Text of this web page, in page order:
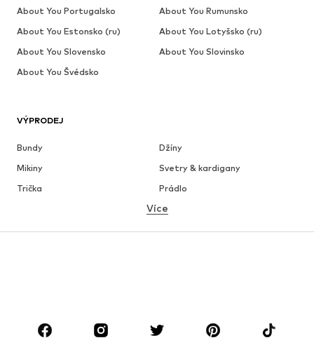
VÝPRODEJ
Bundy
Džíny
Mikiny
Svetry & kardigany
Trička
Prádlo
Košile
OBLEČENÍ
Více
About You Portugalsko
About You Rumunsko
About You Estonsko (ru)
About You Lotyšsko (ru)
About You Slovensko
About You Slovinsko
About You Švédsko